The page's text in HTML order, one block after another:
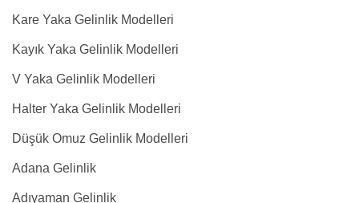
Kare Yaka Gelinlik Modelleri
Kayık Yaka Gelinlik Modelleri
V Yaka Gelinlik Modelleri
Halter Yaka Gelinlik Modelleri
Düşük Omuz Gelinlik Modelleri
Adana Gelinlik
Adıyaman Gelinlik